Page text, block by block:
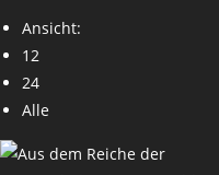
Ansicht:
12
24
Alle